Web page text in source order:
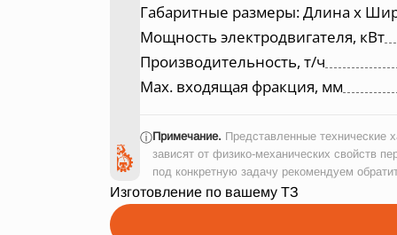
Габаритные размеры: Длина х
Мощность электродвигателя, кВт
Производительность, т/ч
Max. входящая фракция, мм
ⓘПримечание. Представленные технические
зависят от физико-механических свойств
под конкретную задачу рекомендуем
Изготовление по вашему ТЗ